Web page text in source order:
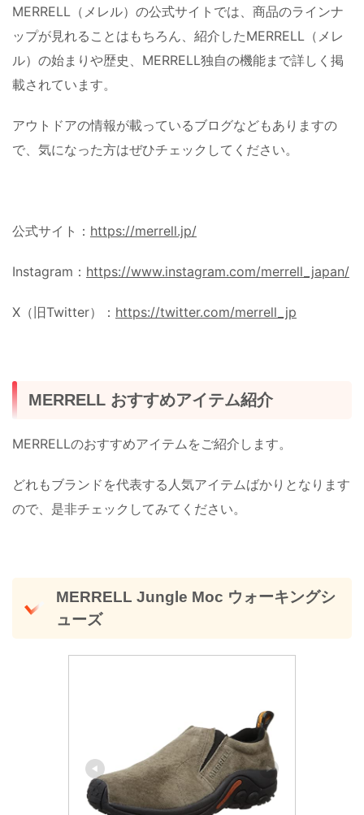
MERRELL（メレル）の公式サイトでは、商品のラインナ
ップが見れることはもちろん、紹介したMERRELL（メレ
ル）の始まりや歴史、MERRELL独自の機能まで詳しく掲
載されています。
アウトドアの情報が載っているブログなどもありますの
で、気になった方はぜひチェックしてください。
公式サイト： https://merrell.jp/
Instagram： https://www.instagram.com/merrell_japan/
X（旧Twitter）： https://twitter.com/merrell_jp
MERRELL おすすめアイテム紹介
MERRELLのおすすめアイテムをご紹介します。
どれもブランドを代表する人気アイテムばかりとなります
ので、是非チェックしてみてください。
MERRELL Jungle Moc ウォーキングシ
ューズ